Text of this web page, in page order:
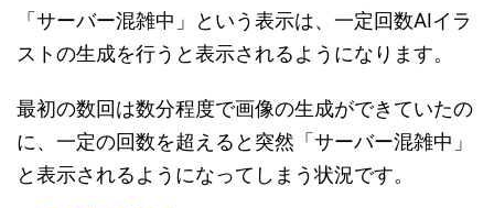
「サーバー混雑中」という表示は、一定回数AIイラ
ストの生成を行うと表示されるようになります。
最初の数回は数分程度で画像の生成ができていたの
に、一定の回数を超えると突然「サーバー混雑中」
と表示されるようになってしまう状況です。